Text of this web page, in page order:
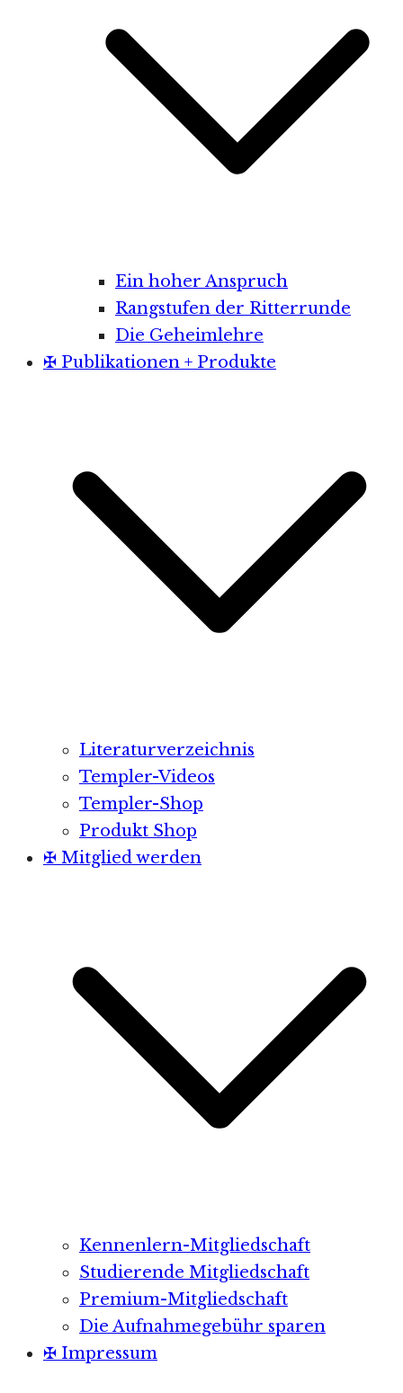
Ein hoher Anspruch
Rangstufen der Ritterrunde
Die Geheimlehre
✠ Publikationen + Produkte
Literaturverzeichnis
Templer-Videos
Templer-Shop
Produkt Shop
✠ Mitglied werden
Kennenlern-Mitgliedschaft
Studierende Mitgliedschaft
Premium-Mitgliedschaft
Die Aufnahmegebühr sparen
✠ Impressum